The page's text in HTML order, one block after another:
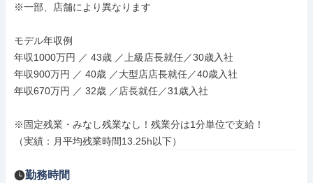
※一部、店舗により異なります
モデル年収例
年収1000万円 ／ 43歳 ／上級店長就任／30歳入社
年収900万円 ／ 40歳 ／大型店店長就任／40歳入社
年収670万円 ／ 32歳 ／店長就任／31歳入社
※固定残業・みなし残業なし！残業分は1分単位で支給！
（実績：月平均残業時間13.25h以下）
勤務時間